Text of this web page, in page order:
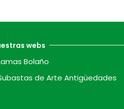
webs
Bolaño
de Arte Antigüedades